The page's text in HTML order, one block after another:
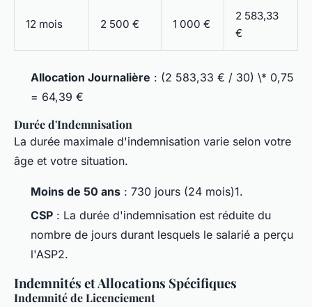
12 mois 2 500 € 1 000 €
2 583,33
€
Allocation Journalière : (2 583,33 € / 30) \* 0,75
= 64,39 €
Durée d'Indemnisation
La durée maximale d'indemnisation varie selon votre
âge et votre situation.
Moins de 50 ans : 730 jours (24 mois)1.
CSP : La durée d'indemnisation est réduite du
nombre de jours durant lesquels le salarié a perçu
l'ASP2.
Indemnités et Allocations Spécifiques
Indemnité de Licenciement